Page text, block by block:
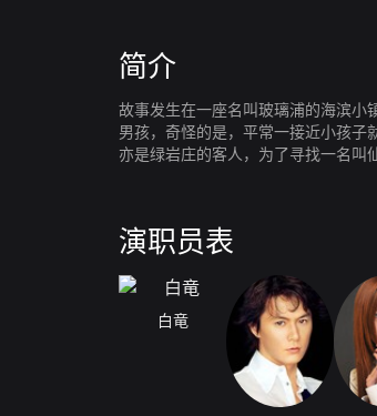
简介
故事发生在一座名叫玻璃浦的海滨小
男孩，奇怪的是，平常一接近小孩子
亦是绿岩庄的客人，为了寻找一名叫
演职员表
白竜